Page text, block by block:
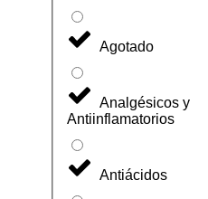
Agotado
Analgésicos y
Antiinflamatorios
Antiácidos